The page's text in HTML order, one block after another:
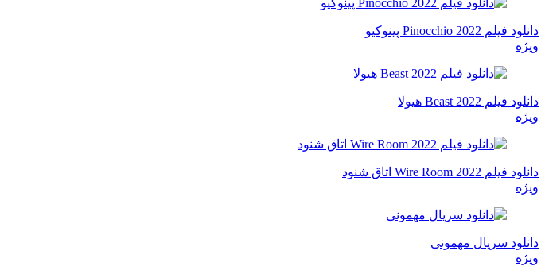
دانلود فیلم Pinocchio 2022 پینوکیو
ویژه
دانلود فیلم Beast 2022 هیولا
ویژه
دانلود فیلم Wire Room 2022 اتاق شنود
ویژه
دانلود سریال مهمونی
ویژه